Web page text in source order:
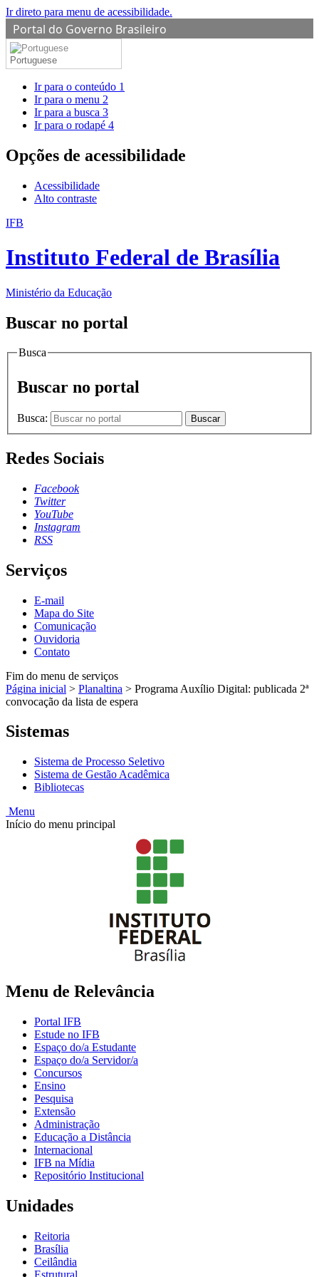
Ir direto para menu de acessibilidade.
Portal do Governo Brasileiro
Portuguese
Ir para o conteúdo 1
Ir para o menu 2
Ir para a busca 3
Ir para o rodapé 4
Opções de acessibilidade
Acessibilidade
Alto contraste
IFB
Instituto Federal de Brasília
Ministério da Educação
Buscar no portal
Busca
Buscar no portal
Busca: Buscar
Redes Sociais
Facebook
Twitter
YouTube
Instagram
RSS
Serviços
E-mail
Mapa do Site
Comunicação
Ouvidoria
Contato
Fim do menu de serviços
Página inicial > Planaltina > Programa Auxílio Digital: publicada 2ª
convocação da lista de espera
Sistemas
Sistema de Processo Seletivo
Sistema de Gestão Acadêmica
Bibliotecas
Menu
Início do menu principal
Menu de Relevância
Portal IFB
Estude no IFB
Espaço do/a Estudante
Espaço do/a Servidor/a
Concursos
Ensino
Pesquisa
Extensão
Administração
Educação a Distância
Internacional
IFB na Mídia
Repositório Institucional
Unidades
Reitoria
Brasília
Ceilândia
Estrutural